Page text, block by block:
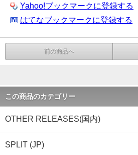
Yahoo!ブックマークに登録する
はてなブックマークに登録する
前の商品へ
この商品のカテゴリー
OTHER RELEASES(国内)
SPLIT (JP)